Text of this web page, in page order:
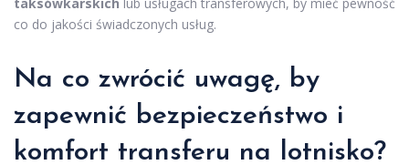
co do jakości świadczonych usług.
Na co zwrócić uwagę, by
zapewnić bezpieczeństwo i
komfort transferu na lotnisko?